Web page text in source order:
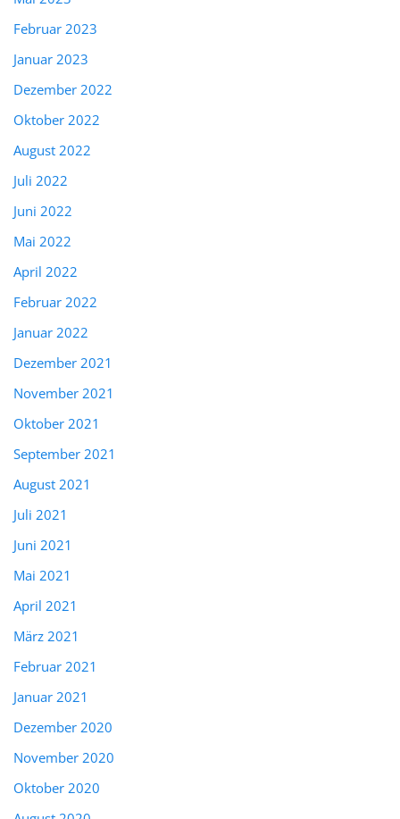
Februar 2023
Januar 2023
Dezember 2022
Oktober 2022
August 2022
Juli 2022
Juni 2022
Mai 2022
April 2022
Februar 2022
Januar 2022
Dezember 2021
November 2021
Oktober 2021
September 2021
August 2021
Juli 2021
Juni 2021
Mai 2021
April 2021
März 2021
Februar 2021
Januar 2021
Dezember 2020
November 2020
Oktober 2020